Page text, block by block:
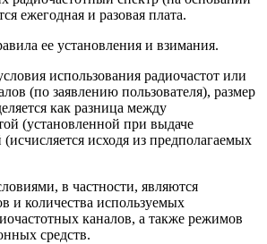
ежегодная и разовая плата.
ее установления и взимания.
использования радиочастот или
(по заявлению пользователя), размер
как разница между
(установленной при выдаче
исходя из предполагаемых
в частности, являются
и количества используемых
каналов, а также режимов
средств.